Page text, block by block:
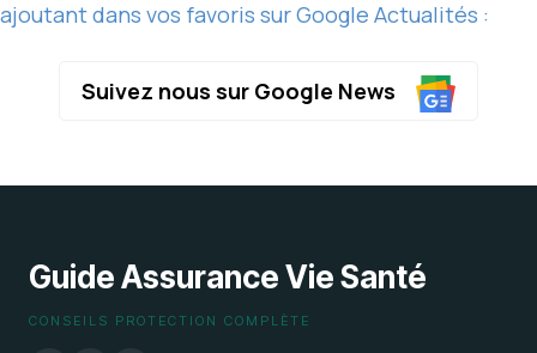
ajoutant dans vos favoris sur Google Actualités :
Suivez nous sur Google News
Guide Assurance Vie Santé
CONSEILS PROTECTION COMPLÈTE